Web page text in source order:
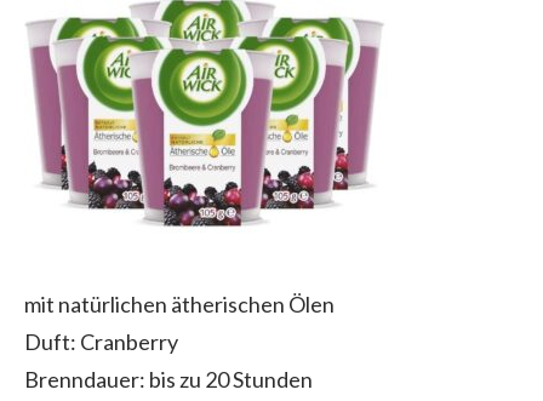
mit natürlichen ätherischen Ölen
Duft: Cranberry
Brenndauer: bis zu 20 Stunden